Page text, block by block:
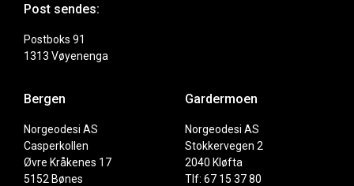
Post sendes:
Postboks 91
1313 Vøyenenga
Bergen
Norgeodesi AS
Casperkollen
Øvre Kråkenes 17
5152 Bønes
Gardermoen
Norgeodesi AS
Stokkervegen 2
2040 Kløfta
Tlf: 67 15 37 80